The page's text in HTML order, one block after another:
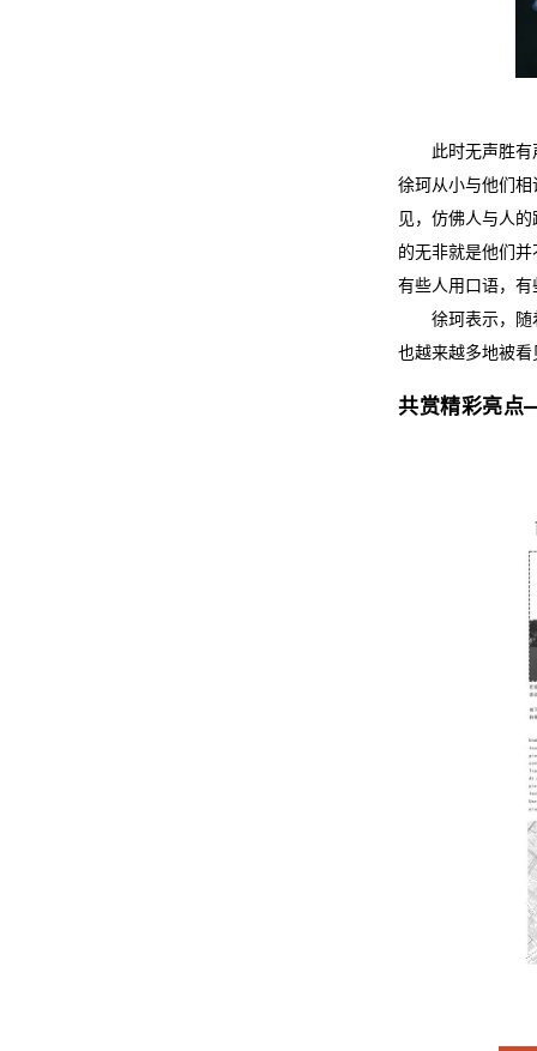
此时无声胜
徐珂从小与他们
见，仿佛人与人
的无非就是他们
有些人用口语，
徐珂表示，
也越来越多地被
共赏精彩亮